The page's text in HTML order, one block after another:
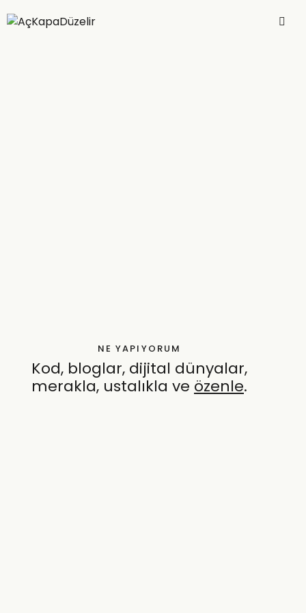
NE YAPIYORUM
Kod, bloglar, dijital dünyalar,
merakla, ustalıkla ve özenle.